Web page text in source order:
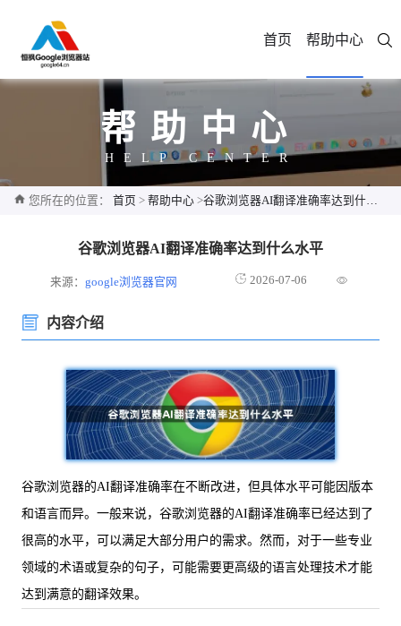
首页 帮助中心
帮助中心
HELP CENTER
您所在的位置： 首页 > 帮助中心 >谷歌浏览器AI翻译准确率达到什么水平
谷歌浏览器AI翻译准确率达到什么水平
来源：google浏览器官网 2026-07-06
内容介绍
谷歌浏览器的AI翻译准确率在不断改进，但具体水平可能因版本
和语言而异。一般来说，谷歌浏览器的AI翻译准确率已经达到了
很高的水平，可以满足大部分用户的需求。然而，对于一些专业
领域的术语或复杂的句子，可能需要更高级的语言处理技术才能
达到满意的翻译效果。